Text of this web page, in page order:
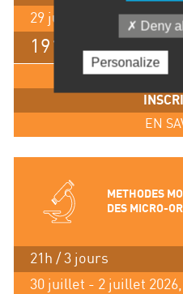
29 juin - 1 (am) juillet
1915 €
EN
METHODES
DES MICRO-
21h / 3 jours
30 juillet - 2 juillet 2026,
Deny
Personalize